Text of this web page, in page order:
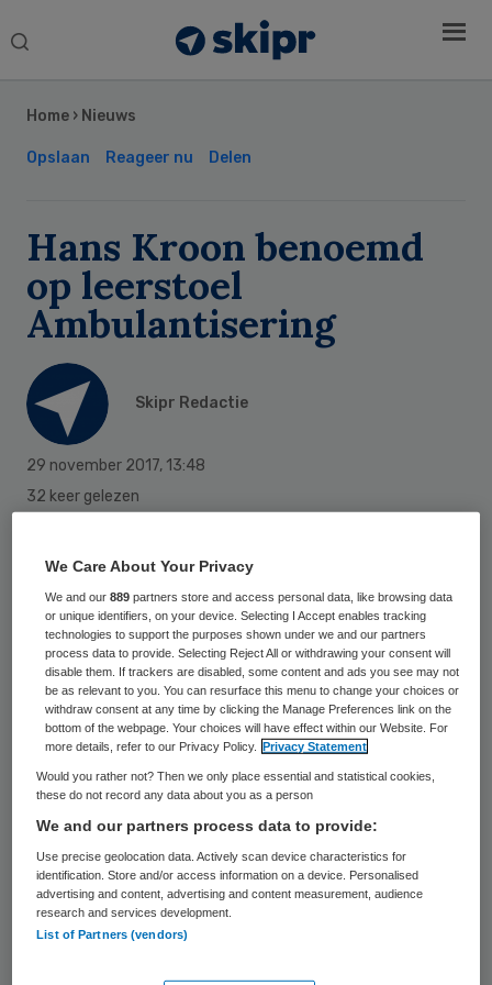
Search
Home › Nieuws
Opslaan Reageer nu Delen
Hans Kroon benoemd
op leerstoel
Ambulantisering
Skipr Redactie
29 november 2017, 13:48
32 keer gelezen
Hans Kroon gaat aan de slag als hoogleraar
Ambulantisering en Deïnstitutionalisering
aan Tilburg University vanaf 1 december. De
leerstoel is ingebed in de Academische
Werkplaats Geestdrift van Tranzo, het
wetenschappelijk centrum voor zorg en
welzijn van de School of Social and
Behavioral Sciences en wordt gefinancierd
door het Trimbos-instituut.
Hans Kroon zal in het kader van de nieuwe
leerstoel aandacht geven aan het proces en
de uitkomsten van de ambulantisering in
(inter)nationaal perspectief, meldt Tilburg
Sidebar
We Care About Your Privacy
We and our889 partners store and access personal data, like browsing data
or unique identifiers, on your device. Selecting I Accept enables tracking
technologies to support the purposes shown under we and our partners
process data to provide. Selecting Reject All or withdrawing your consent will
disable them. If trackers are disabled, some content and ads you see may not
be as relevant to you. You can resurface this menu to change your choices or
withdraw consent at any time by clicking the Manage Preferences link on the
bottom of the webpage. Your choices will have effect within our Website. For
more details, refer to our Privacy Policy.
Privacy Statement
Would you rather not? Then we only place essential and statistical cookies,
these do not record any data about you as a person
We and our partners process data to provide:
Use precise geolocation data. Actively scan device characteristics for
identification. Store and/or access information on a device. Personalised
advertising and content, advertising and content measurement, audience
research and services development.
List of Partners (vendors)